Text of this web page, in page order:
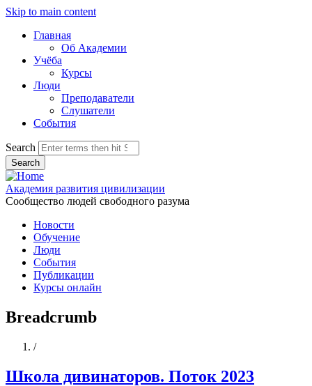
Skip to main content
Главная
Об Академии
Учёба
Курсы
Люди
Преподаватели
Слушатели
События
Search
Академия развития цивилизации
Сообщество людей свободного разума
Новости
Обучение
Люди
События
Публикации
Курсы онлайн
Breadcrumb
/Home
Школа дивинаторов. Поток 2023